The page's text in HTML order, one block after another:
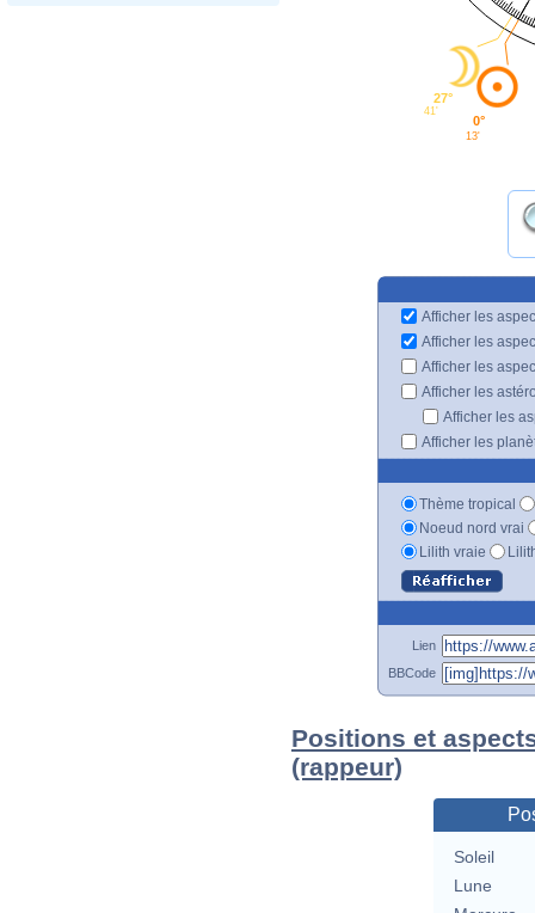
27°
41'
0°
13'
Afficher les
Afficher les
Afficher les
Afficher les
Afficher les
Afficher les
Thème tropical
Noeud nord vrai
Lilith vraie
Lien
BBCode
Positions et
(rappeur)
Soleil
Lune